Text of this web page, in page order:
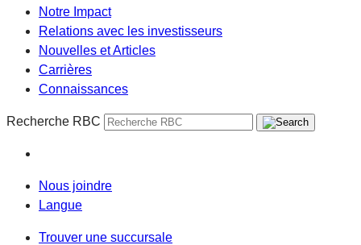
Notre Impact
Relations avec les investisseurs
Nouvelles et Articles
Carrières
Connaissances
Recherche RBC
Nous joindre
Langue
Trouver une succursale